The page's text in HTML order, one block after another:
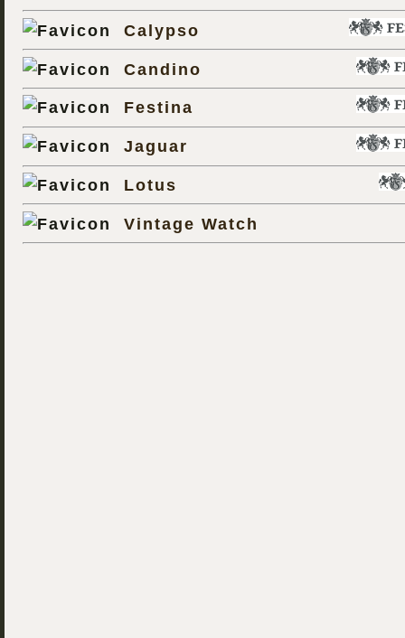
Calypso
Candino
Festina
Jaguar
Lotus
Vintage Watch